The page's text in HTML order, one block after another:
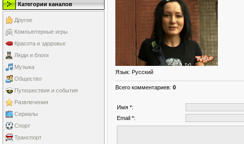
Категории каналов
Другое
Компьютерные игры
Красота и здоровье
Люди и блоги
Музыка
Общество
Путешествия и события
Развлечения
Сериалы
Спорт
Транспорт
Язык: Русский
Всего комментариев: 0
Имя *:
Email *: